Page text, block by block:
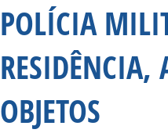
POLÍCIA
RESIDÊNCIA,
OBJETOS